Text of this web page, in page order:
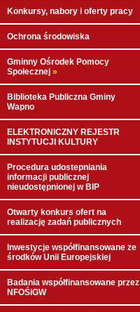
Konkursy, nabory i oferty pracy
Ochrona środowiska
Gminny Ośrodek Pomocy
Społecznej »
Biblioteka Publiczna Gminy
Wapno
ELEKTRONICZNY REJESTR
INSTYTUCJI KULTURY
Procedura udostepniania
informacji publicznej
nieudostępnionej w BIP
Otwarty konkurs ofert na
realizację zadań publicznych
Inwestycje współfinansowane ze
środków Unii Europejskiej
Badania współfinansowane przez
NFOŚiGW